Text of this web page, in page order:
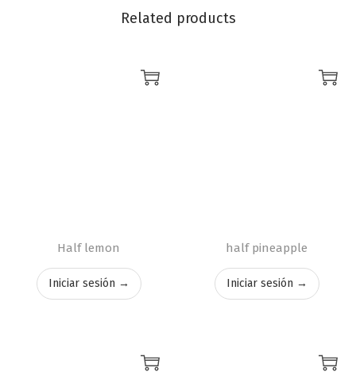
Related products
Half lemon
Iniciar sesión →
half pineapple
Iniciar sesión →